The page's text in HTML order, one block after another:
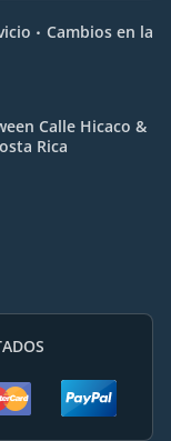
. Cambios en la
Calle Hicaco &
Rica